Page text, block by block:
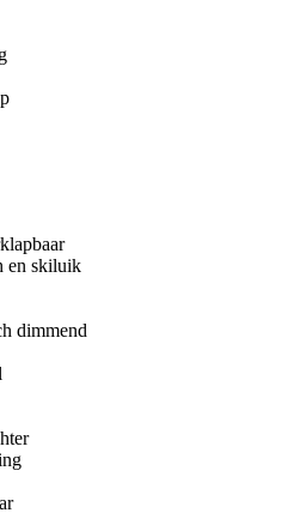
en skiluik
dimmend